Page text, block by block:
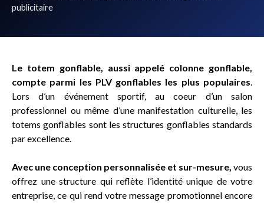
publicitaire
Le totem gonflable, aussi appelé colonne gonflable,
compte parmi les PLV gonflables les plus populaires.
Lors d’un événement sportif, au coeur d’un salon
professionnel ou même d’une manifestation culturelle, les
totems gonflables sont les structures gonflables standards
par excellence.
Avec une conception personnalisée et sur-mesure, vous
offrez une structure qui reflète l’identité unique de votre
entreprise, ce qui rend votre message promotionnel encore